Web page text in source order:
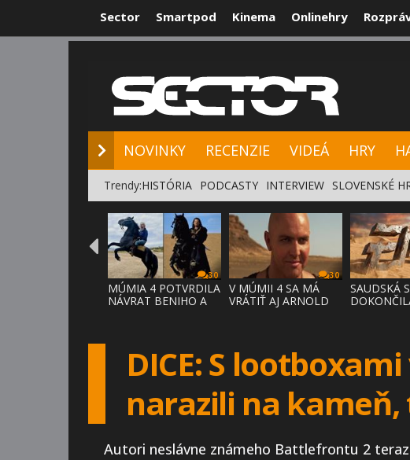
Sector Smartpod Kinema Onlinehry
NOVINKY RECENZIE VIDEÁ HRY
Trendy:HISTÓRIA PODCASTY INTERVIEW SLOVENSKÉ
30
MÚMIA 4 POTVRDILA
NÁVRAT BENIHO A
30
V MÚMII 4 SA MÁ
VRÁTIŤ AJ ARNOLD
SAUDSKÁ
DICE: S
narazili na
Autori neslávne známeho Battlefrontu 2